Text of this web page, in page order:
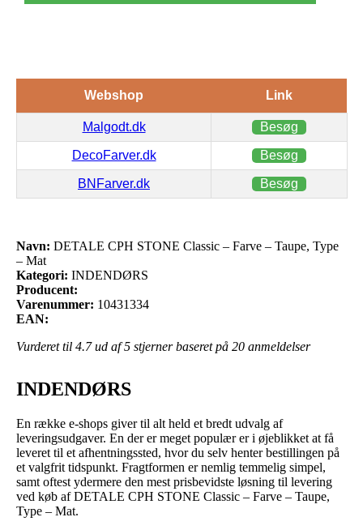
Webshop Link
Malgodt.dk Besøg
DecoFarver.dk Besøg
BNFarver.dk Besøg
Navn: DETALE CPH STONE Classic – Farve – Taupe, Type
– Mat
Kategori: INDENDØRS
Producent:
Varenummer: 10431334
EAN:
Vurderet til 4.7ud af 5 stjerner baseret på 20 anmeldelser
INDENDØRS
En række e-shops giver til alt held et bredt udvalg af
leveringsudgaver. En der er meget populær er i øjeblikket at få
leveret til et afhentningssted, hvor du selv henter bestillingen på
et valgfrit tidspunkt. Fragtformen er nemlig temmelig simpel,
samt oftest ydermere den mest prisbevidste løsning til levering
ved køb af DETALE CPH STONE Classic – Farve – Taupe,
Type – Mat.